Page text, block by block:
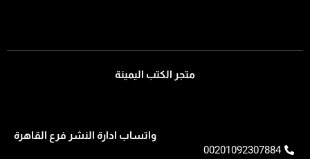
متجر الكتب اليمينة
واتساب ادارة النشر فرع القاهرة
00201092307884